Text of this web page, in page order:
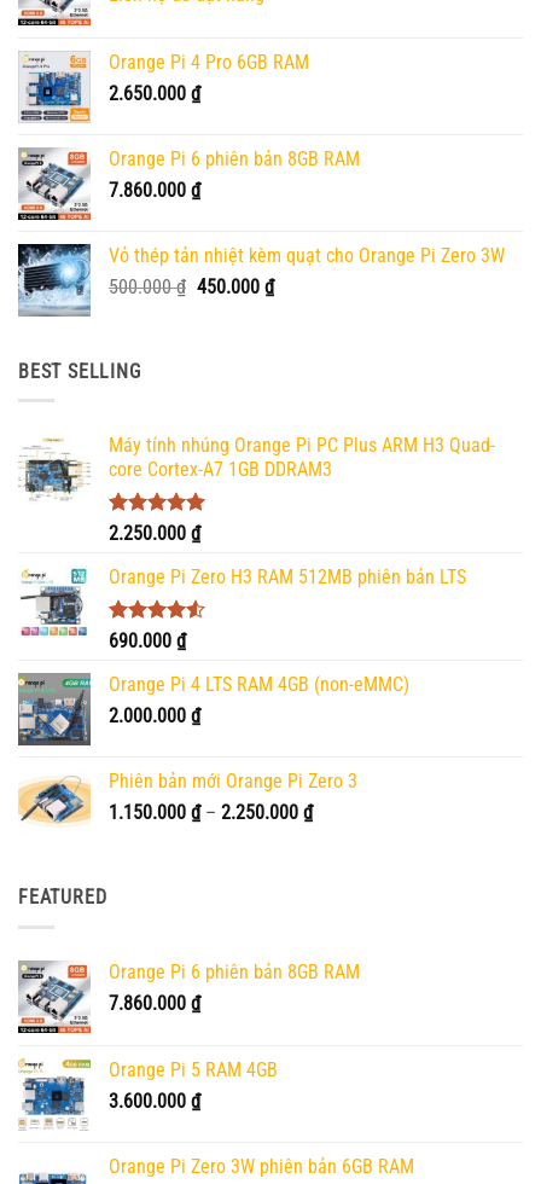
Orange Pi 4 Pro 6GB RAM
2.650.000 ₫
Orange Pi 6 phiên bản 8GB RAM
7.860.000 ₫
Vỏ thép tản nhiệt kèm quạt cho Orange Pi Zero 3W
500.000₫ Giá
450.000 ₫Giá
BEST SELLING
Máy tính nhúng Orange Pi PC Plus ARM H3 Quad-
core Cortex-A7 1GB DDRAM3
Được xếp
5 sao
2.250.000 ₫
Orange Pi Zero H3 RAM 512MB phiên bản LTS
Được xếp
4.50
5 sao
690.000 ₫
Orange Pi 4 LTS RAM 4GB (non-eMMC)
2.000.000 ₫
Phiên bản mới Orange Pi Zero 3
1.150.000 ₫ – 2.250.000 ₫Khoảng
FEATURED
Orange Pi 6 phiên bản 8GB RAM
7.860.000 ₫
Orange Pi 5 RAM 4GB
3.600.000 ₫
Orange Pi Zero 3W phiên bản 6GB RAM